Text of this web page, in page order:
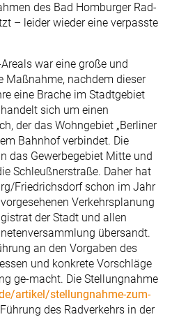
des Bad Homburger Rad­
– leider wieder eine verpasste
war eine große und
Maßnahme, nachdem dieser
eine Brache im Stadtgebiet
sich um einen
der das Wohngebiet „Berliner
Bahnhof verbindet. Die
das Gewerbegebiet Mitte und
Schleußnerstraße. Daher hat
Friedrichsdorf schon im Jahr
Verkehrsplanung
der Stadt und allen
übersandt.
an den Vorgaben des
und konkrete Vorschläge
ge-macht. Die Stellungnahme
artikel/stellungnahme-zum-
des Rad­ver­kehrs in der